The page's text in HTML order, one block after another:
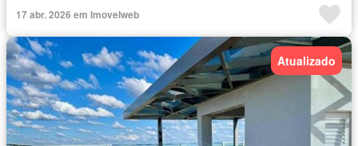
17 abr. 2026 em Imovelweb
Atualizado